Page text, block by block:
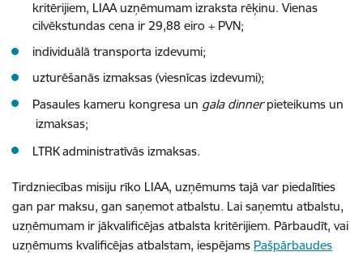
kritērijiem, LIAA uzņēmumam izraksta rēķinu. Vienas
cilvēkstundas cena ir 29,88 eiro + PVN;
individuālā transporta izdevumi;
uzturēšanās izmaksas (viesnīcas izdevumi);
Pasaules kameru kongresa un gala dinnerpieteikums un
izmaksas;
LTRK administratīvās izmaksas.
Tirdzniecības misiju rīko LIAA, uzņēmums tajā var piedalīties
gan par maksu, gan saņemot atbalstu. Lai saņemtu atbalstu,
uzņēmumam ir jākvalificējas atbalsta kritērijiem. Pārbaudīt, vai
uzņēmums kvalificējas atbalstam, iespējams Pašpārbaudes